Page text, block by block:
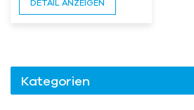
DETAIL ANZEIGEN
Kategorien